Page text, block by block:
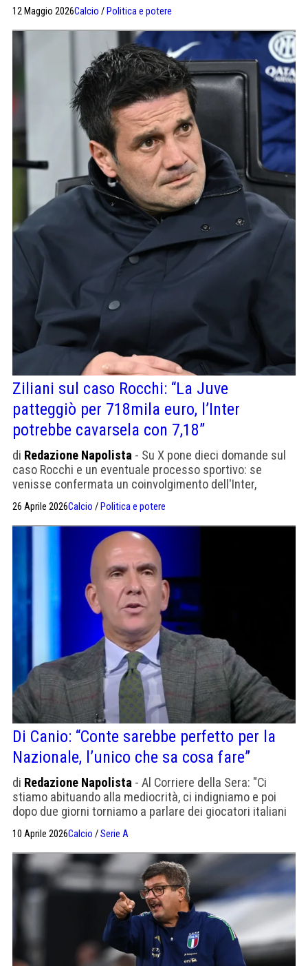
12 Maggio 2026Calcio / Politica e potere
Ziliani sul caso Rocchi: “La Juve
patteggiò per 718mila euro, l’Inter
potrebbe cavarsela con 7,18”
di Redazione Napolista - Su X pone dieci domande sul
caso Rocchi e un eventuale processo sportivo: se
venisse confermata un coinvolgimento dell'Inter,
potrebbe sempre patteggiare come ha già fatto la Juve
26 Aprile 2026Calcio / Politica e potere
Di Canio: “Conte sarebbe perfetto per la
Nazionale, l’unico che sa cosa fare”
di Redazione Napolista - Al Corriere della Sera: "Ci
stiamo abituando alla mediocrità, ci indigniamo e poi
dopo due giorni torniamo a parlare dei giocatori italiani
10 Aprile 2026Calcio /Serie A